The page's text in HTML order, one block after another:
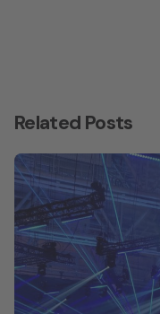
Related Posts